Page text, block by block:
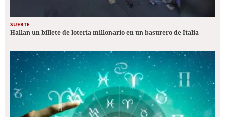
SUERTE
Hallan un billete de lotería millonario en un basurero de Italia